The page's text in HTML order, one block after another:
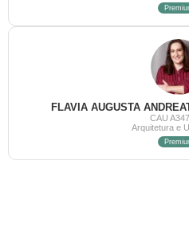
FLAVIA AUGUSTA
CAU
Arquitetura e